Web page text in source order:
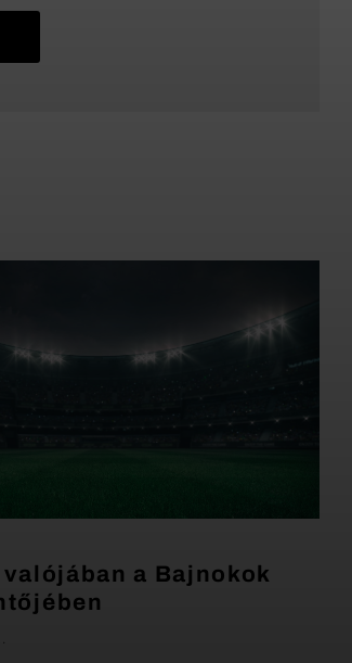
a Bajnokok